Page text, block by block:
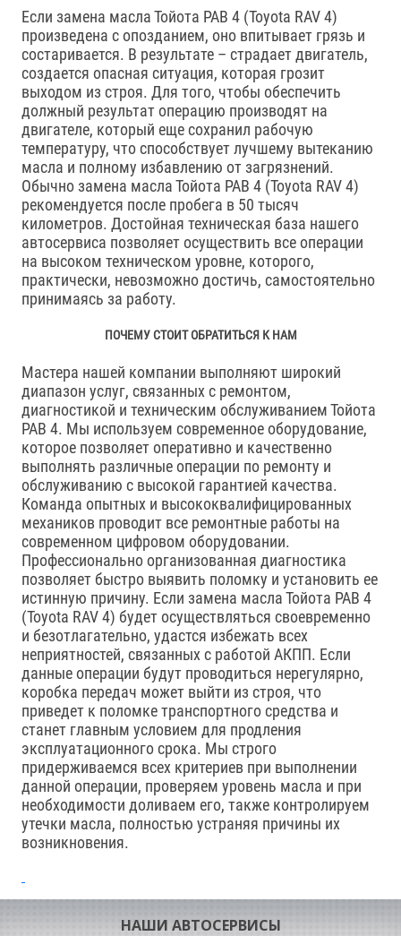
Если замена масла Тойота РАВ 4 (Toyota RAV 4)
произведена с опозданием, оно впитывает грязь и
состаривается. В результате – страдает двигатель,
создается опасная ситуация, которая грозит
выходом из строя. Для того, чтобы обеспечить
должный результат операцию производят на
двигателе, который еще сохранил рабочую
температуру, что способствует лучшему вытеканию
масла и полному избавлению от загрязнений.
Обычно замена масла Тойота РАВ 4 (Toyota RAV 4)
рекомендуется после пробега в 50 тысяч
километров. Достойная техническая база нашего
автосервиса позволяет осуществить все операции
на высоком техническом уровне, которого,
практически, невозможно достичь, самостоятельно
принимаясь за работу.
ПОЧЕМУ СТОИТ ОБРАТИТЬСЯ К НАМ
Мастера нашей компании выполняют широкий
диапазон услуг, связанных с ремонтом,
диагностикой и техническим обслуживанием Тойота
РАВ 4. Мы используем современное оборудование,
которое позволяет оперативно и качественно
выполнять различные операции по ремонту и
обслуживанию с высокой гарантией качества.
Команда опытных и высококвалифицированных
механиков проводит все ремонтные работы на
современном цифровом оборудовании.
Профессионально организованная диагностика
позволяет быстро выявить поломку и установить ее
истинную причину. Если замена масла Тойота РАВ 4
(Toyota RAV 4) будет осуществляться своевременно
и безотлагательно, удастся избежать всех
неприятностей, связанных с работой АКПП. Если
данные операции будут проводиться нерегулярно,
коробка передач может выйти из строя, что
приведет к поломке транспортного средства и
станет главным условием для продления
эксплуатационного срока. Мы строго
придерживаемся всех критериев при выполнении
данной операции, проверяем уровень масла и при
необходимости доливаем его, также контролируем
утечки масла, полностью устраняя причины их
возникновения.
НАШИ АВТОСЕРВИСЫ